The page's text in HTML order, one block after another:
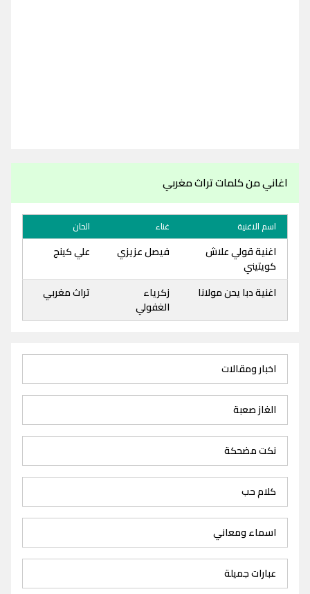
اغاني من كلمات تراث مغربي
اسم الاغنية غناء الحان
اغنية قولي علاش
كويتيني
فيصل عزيزي علي كينج
اغنية دبا يحن مولانا
زكرياء
الغفولي
تراث مغربي
اخبار ومقالات
الغاز صعبة
نكت مضحكة
كلام حب
اسماء ومعاني
عبارات جميلة